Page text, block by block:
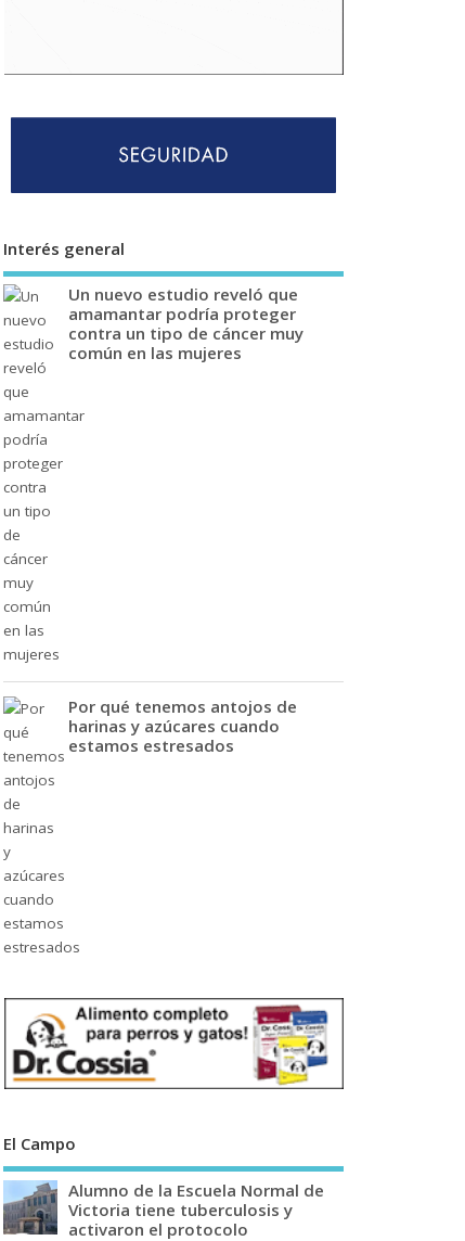
Interés general
Un nuevo estudio reveló que
amamantar podría proteger
contra un tipo de cáncer muy
común en las mujeres
Por qué tenemos antojos de
harinas y azúcares cuando
estamos estresados
El Campo
Alumno de la Escuela Normal de
Victoria tiene tuberculosis y
activaron el protocolo